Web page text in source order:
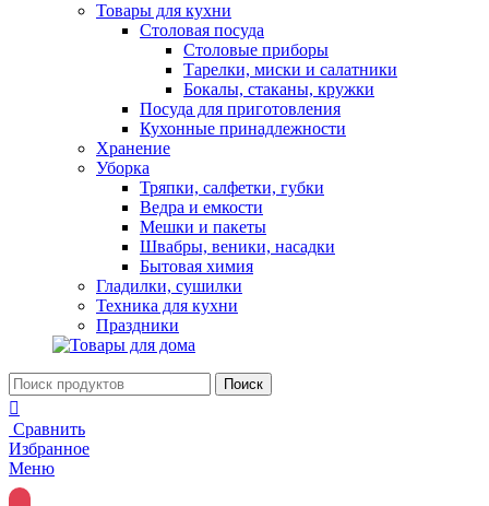
Товары для кухни
Столовая посуда
Столовые приборы
Тарелки, миски и салатники
Бокалы, стаканы, кружки
Посуда для приготовления
Кухонные принадлежности
Хранение
Уборка
Тряпки, салфетки, губки
Ведра и емкости
Мешки и пакеты
Швабры, веники, насадки
Бытовая химия
Гладилки, сушилки
Техника для кухни
Праздники
Поиск
Сравнить
Избранное
Меню